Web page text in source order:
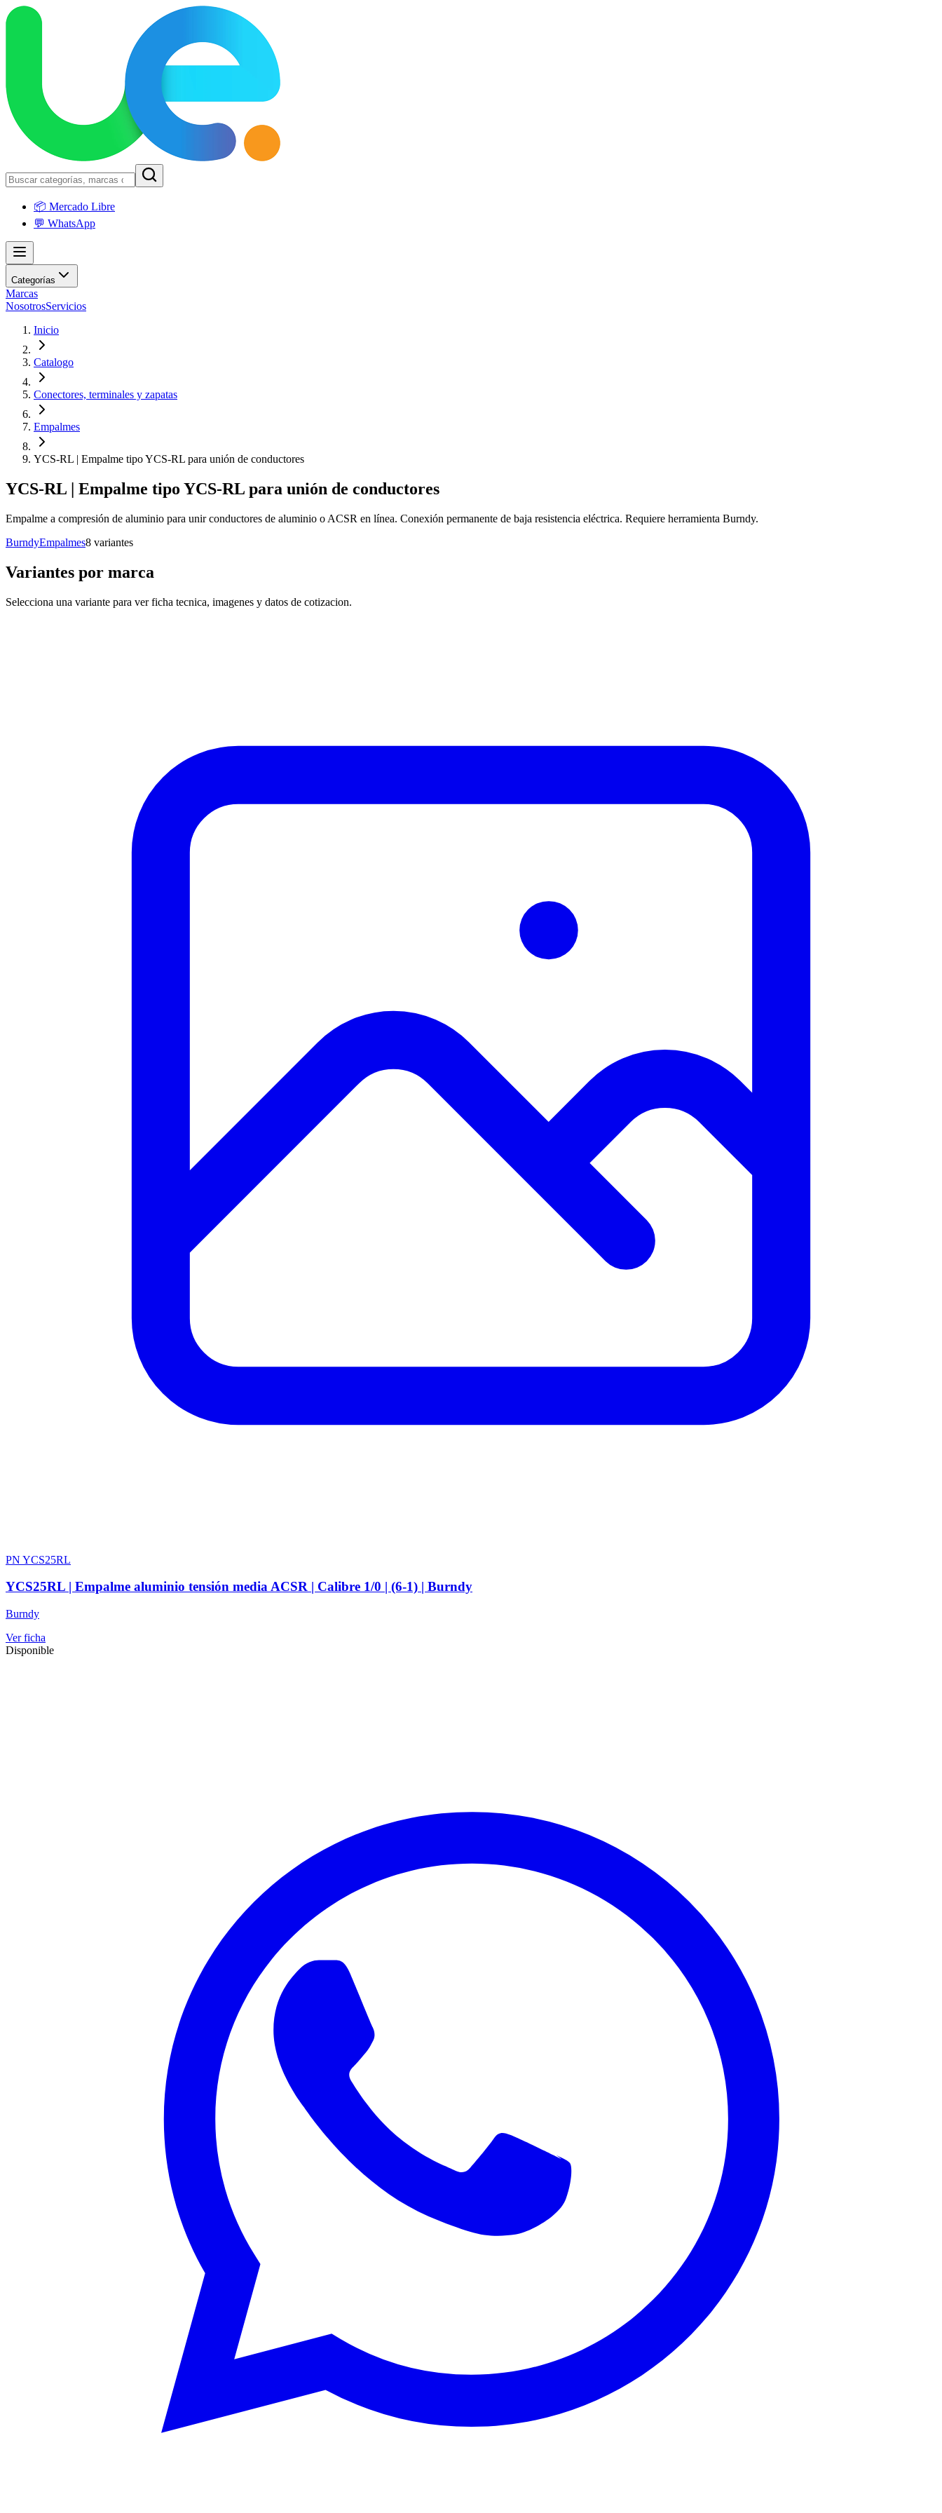
📦 Mercado Libre
💬 WhatsApp
Categorías
Marcas
NosotrosServicios
Inicio
Catalogo
Conectores, terminales y zapatas
Empalmes
YCS-RL | Empalme tipo YCS-RL para unión de conductores
YCS-RL | Empalme tipo YCS-RL para unión de conductores
Empalme a compresión de aluminio para unir conductores de aluminio o ACSR en línea. Conexión permanente de baja resistencia eléctrica. Requiere herramienta Burndy.
BurndyEmpalmes8 variantes
Variantes por marca
Selecciona una variante para ver ficha tecnica, imagenes y datos de cotizacion.
PN YCS25RL
YCS25RL | Empalme aluminio tensión media ACSR | Calibre 1/0 | (6-1) | Burndy
Burndy
Ver ficha
Disponible